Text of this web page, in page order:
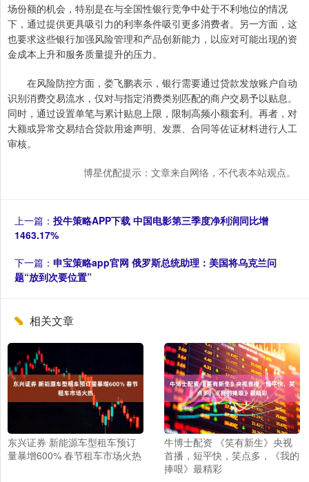
场份额的机会，特别是在与全国性银行竞争中处于不利地位的情况
下，通过提供更具吸引力的利率条件吸引更多消费者。另一方面，这
也要求这些银行加强风险管理和产品创新能力，以应对可能出现的资
金成本上升和服务质量提升的压力。
在风险防控方面，娄飞鹏表示，银行需要通过贷款发放账户自动
识别消费交易流水，仅对与指定消费类别匹配的商户交易予以贴息。
同时，通过设置单笔与累计贴息上限，限制高频小额套利。再者，对
大额或异常交易结合贷款用途声明、发票、合同等佐证材料进行人工
审核。
博星优配提示：文章来自网络，不代表本站观点。
上一篇： 投牛策略APP下载 中国电影第三季度净利润同比增
1463.17%
下一篇： 申宝策略app官网 俄罗斯总统助理：美国将乌克兰问
题“放到次要位置”
相关文章
东兴证券 新能源车型租车预订
量暴增600% 春节租车市场火热
牛博士配资 《笑有新生》央视
首播，短平快，笑点多，《我的
捧哏》最精彩